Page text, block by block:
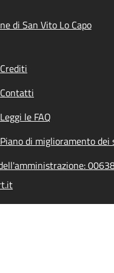
di San Vito Lo Capo
Crediti
Contatti
Leggi le FAQ
Piano di miglioramento dei